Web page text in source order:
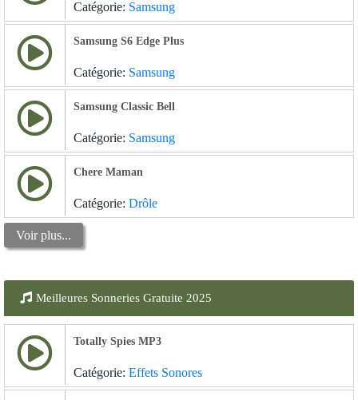
Catégorie: Samsung
Samsung S6 Edge Plus
Catégorie: Samsung
Samsung Classic Bell
Catégorie: Samsung
Chere Maman
Catégorie: Drôle
Voir plus...
Meilleures Sonneries Gratuite 2025
Totally Spies MP3
Catégorie: Effets Sonores